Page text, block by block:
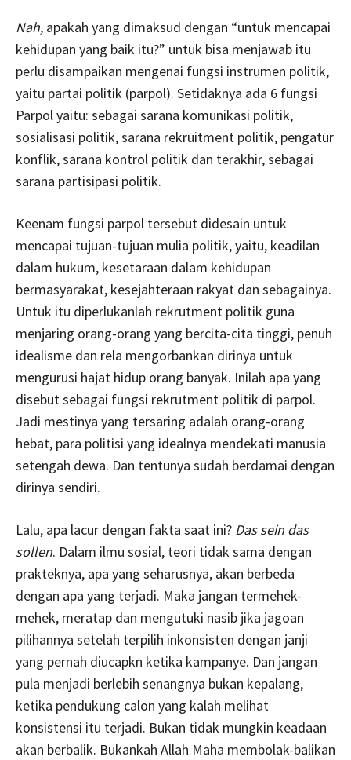
Nah, apakah yang dimaksud dengan “untuk mencapai
kehidupan yang baik itu?” untuk bisa menjawab itu
perlu disampaikan mengenai fungsi instrumen politik,
yaitu partai politik (parpol). Setidaknya ada 6 fungsi
Parpol yaitu: sebagai sarana komunikasi politik,
sosialisasi politik, sarana rekruitment politik, pengatur
konflik, sarana kontrol politik dan terakhir, sebagai
sarana partisipasi politik.
Keenam fungsi parpol tersebut didesain untuk
mencapai tujuan-tujuan mulia politik, yaitu, keadilan
dalam hukum, kesetaraan dalam kehidupan
bermasyarakat, kesejahteraan rakyat dan sebagainya.
Untuk itu diperlukanlah rekrutment politik guna
menjaring orang-orang yang bercita-cita tinggi, penuh
idealisme dan rela mengorbankan dirinya untuk
mengurusi hajat hidup orang banyak. Inilah apa yang
disebut sebagai fungsi rekrutment politik di parpol.
Jadi mestinya yang tersaring adalah orang-orang
hebat, para politisi yang idealnya mendekati manusia
setengah dewa. Dan tentunya sudah berdamai dengan
dirinya sendiri.
Lalu, apa lacur dengan fakta saat ini? Das sein das
sollen. Dalam ilmu sosial, teori tidak sama dengan
prakteknya, apa yang seharusnya, akan berbeda
dengan apa yang terjadi. Maka jangan termehek-
mehek, meratap dan mengutuki nasib jika jagoan
pilihannya setelah terpilih inkonsisten dengan janji
yang pernah diucapkn ketika kampanye. Dan jangan
pula menjadi berlebih senangnya bukan kepalang,
ketika pendukung calon yang kalah melihat
konsistensi itu terjadi. Bukan tidak mungkin keadaan
akan berbalik. Bukankah Allah Maha membolak-balikan